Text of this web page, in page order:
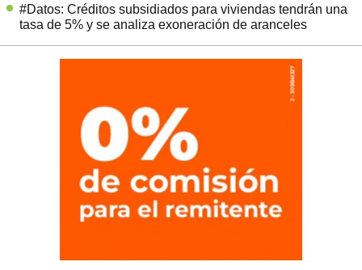
#Datos: Créditos subsidiados para viviendas tendrán una
tasa de 5% y se analiza exoneración de aranceles